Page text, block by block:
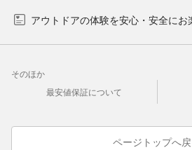
アウトドアの体験を安心・安全にお
そのほか
最安値保証について
ページトップへ